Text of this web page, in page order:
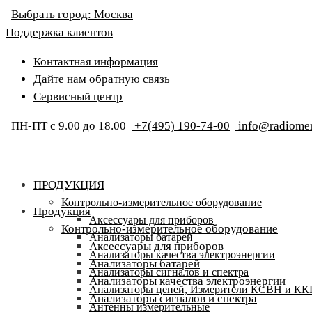
Выбрать город: Москва
Поддержка клиентов
Контактная информация
Дайте нам обратную связь
Сервисный центр
ПН-ПТ с 9.00 до 18.00 +7(495) 190-74-00
ПРОДУКЦИЯ
Контрольно-измерительное оборудование
Аксессуары для приборов
Анализаторы батарей
Анализаторы качества электроэнергии
Анализаторы сигналов и спектра
Анализаторы цепей, Измерители КСВН и
Антенны измерительные
Продукция
Контрольно-измерительное оборудование
Аксессуары для приборов
Анализаторы батарей
Анализаторы качества электроэнергии
Анализаторы сигналов и спектра